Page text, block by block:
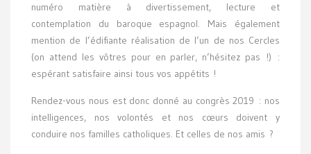
numéro matière à divertissement, lecture et
contemplation du baroque espagnol. Mais également
mention de l’édifiante réalisation de l’un de nos Cercles
(on attend les vôtres pour en parler, n’hésitez pas !) :
espérant satisfaire ainsi tous vos appétits !
Rendez-vous nous est donc donné au congrès 2019 : nos
intelligences, nos volontés et nos cœurs doivent y
conduire nos familles catholiques. Et celles de nos amis ?